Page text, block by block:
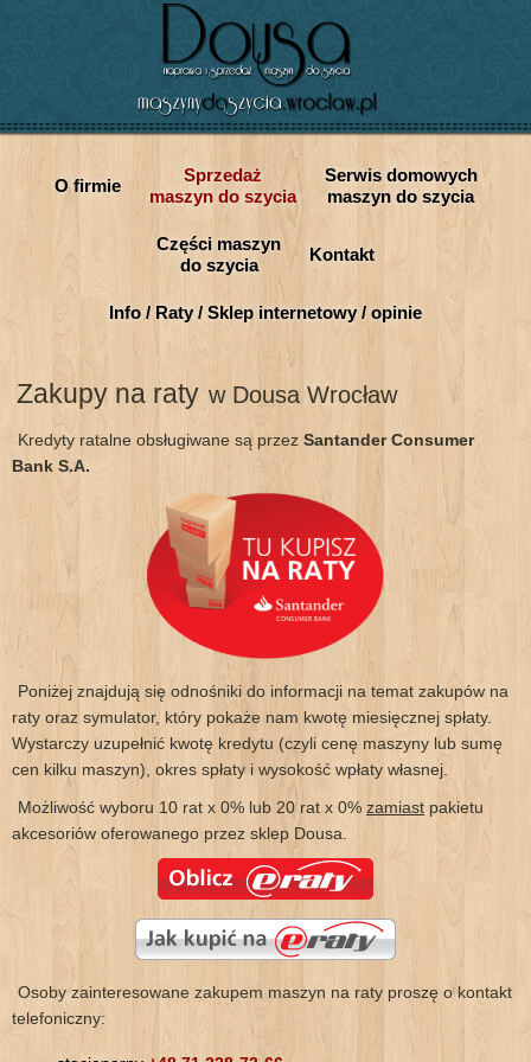
O firmie
Sprzedaż
maszyn do szycia
Serwis domowych
maszyn do szycia
Części maszyn
do szycia
Kontakt
Info / Raty / Sklep internetowy / opinie
Zakupy na raty w Dousa Wrocław
Kredyty ratalne obsługiwane są przez Santander Consumer
Bank S.A.
Poniżej znajdują się odnośniki do informacji na temat zakupów na
raty oraz symulator, który pokaże nam kwotę miesięcznej spłaty.
Wystarczy uzupełnić kwotę kredytu (czyli cenę maszyny lub sumę
cen kilku maszyn), okres spłaty i wysokość wpłaty własnej.
Możliwość wyboru 10 rat x 0% lub 20 rat x 0% zamiast pakietu
akcesoriów oferowanego przez sklep Dousa.
Osoby zainteresowane zakupem maszyn na raty proszę o kontakt
telefoniczny: